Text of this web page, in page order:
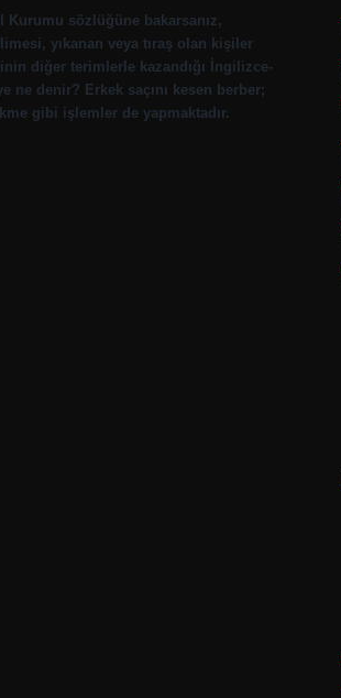
sözlüğüne bakarsanız,
yıkanan veya tıraş olan kişiler
diğer terimlerle kazandığı İngilizce-
denir? Erkek saçını kesen berber;
gibi işlemler de yapmaktadır.